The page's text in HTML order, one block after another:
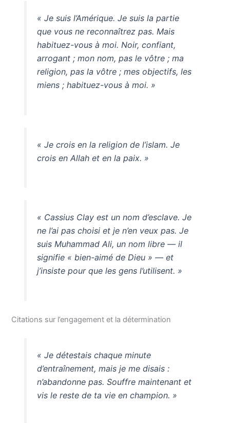
« Je suis l’Amérique. Je suis la partie
que vous ne reconnaîtrez pas. Mais
habituez-vous à moi. Noir, confiant,
arrogant ; mon nom, pas le vôtre ; ma
religion, pas la vôtre ; mes objectifs, les
miens ; habituez-vous à moi. »
« Je crois en la religion de l’islam. Je
crois en Allah et en la paix. »
« Cassius Clay est un nom d’esclave. Je
ne l’ai pas choisi et je n’en veux pas. Je
suis Muhammad Ali, un nom libre — il
signifie « bien-aimé de Dieu » — et
j’insiste pour que les gens l’utilisent. »
Citations sur l’engagement et la détermination
« Je détestais chaque minute
d’entraînement, mais je me disais :
n’abandonne pas. Souffre maintenant et
vis le reste de ta vie en champion. »